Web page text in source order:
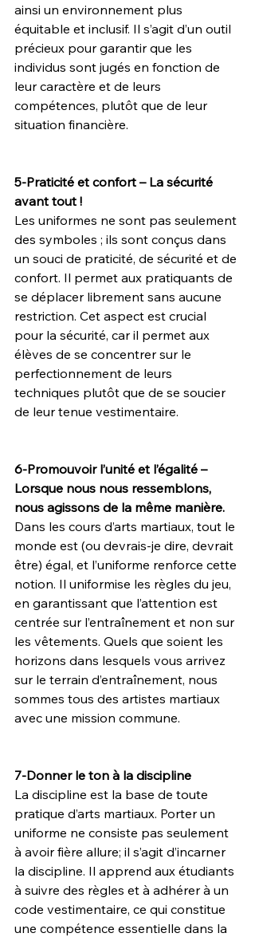
ainsi un environnement plus
équitable et inclusif. Il s’agit d’un outil
précieux pour garantir que les
individus sont jugés en fonction de
leur caractère et de leurs
compétences, plutôt que de leur
situation financière.
5-Praticité et confort – La sécurité
avant tout !
Les uniformes ne sont pas seulement
des symboles ; ils sont conçus dans
un souci de praticité, de sécurité et de
confort. Il permet aux pratiquants de
se déplacer librement sans aucune
restriction. Cet aspect est crucial
pour la sécurité, car il permet aux
élèves de se concentrer sur le
perfectionnement de leurs
techniques plutôt que de se soucier
de leur tenue vestimentaire.
6-Promouvoir l’unité et l’égalité –
Lorsque nous nous ressemblons,
nous agissons de la même manière.
Dans les cours d’arts martiaux, tout le
monde est (ou devrais-je dire, devrait
être) égal, et l’uniforme renforce cette
notion. Il uniformise les règles du jeu,
en garantissant que l’attention est
centrée sur l’entraînement et non sur
les vêtements. Quels que soient les
horizons dans lesquels vous arrivez
sur le terrain d’entraînement, nous
sommes tous des artistes martiaux
avec une mission commune.
7-Donner le ton à la discipline
La discipline est la base de toute
pratique d’arts martiaux. Porter un
uniforme ne consiste pas seulement
à avoir fière allure; il s’agit d’incarner
la discipline. Il apprend aux étudiants
à suivre des règles et à adhérer à un
code vestimentaire, ce qui constitue
une compétence essentielle dans la